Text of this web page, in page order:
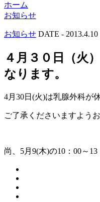
ホーム
お知らせ
お知らせ DATE - 2013.4.10
４月３０日（火
なります。
4月30日(火)は乳腺外科が
ご了承くださいますよう
尚、5月9(木)の10：00～